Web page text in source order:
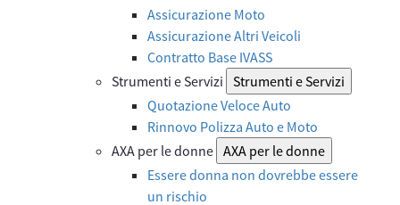
Assicurazione Moto
Assicurazione Altri Veicoli
Contratto Base IVASS
Strumenti e Servizi Strumenti e Servizi
Quotazione Veloce Auto
Rinnovo Polizza Auto e Moto
AXA per le donne AXA per le donne
Essere donna non dovrebbe essere
un rischio